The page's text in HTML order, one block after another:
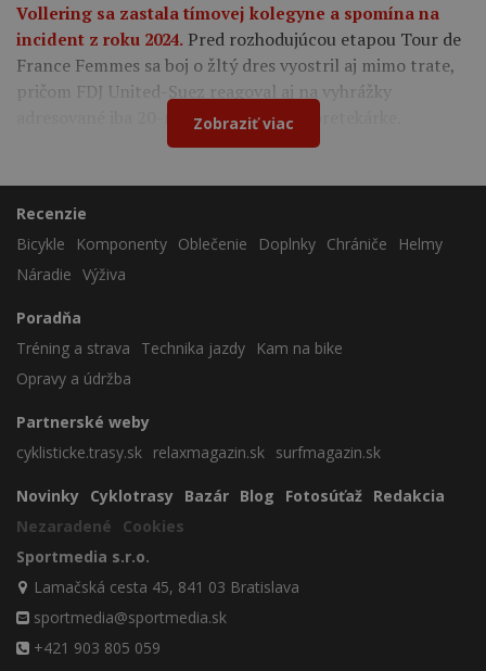
Vollering sa zastala tímovej kolegyne a spomína na
incident z roku 2024. Pred rozhodujúcou etapou Tour de
France Femmes sa boj o žltý dres vyostril aj mimo trate,
pričom FDJ United-Suez reagoval aj na vyhrážky
adresované iba 20-ročnej francúzskej pretekárke.
Zobraziť viac
Recenzie
Bicykle
Komponenty Oblečenie Doplnky Chrániče
Helmy
Náradie Výživa
Poradňa
Tréning a strava
Technika jazdy
Kam na bike
Opravy a údržba
Partnerské weby
cyklisticke.trasy.sk relaxmagazin.sk surfmagazin.sk
Novinky Cyklotrasy Bazár Blog Fotosúťaž Redakcia
Nezaradené
Cookies
Sportmedia s.r.o.
Lamačská cesta 45, 841 03 Bratislava
sportmedia@sportmedia.sk
+421 903 805 059